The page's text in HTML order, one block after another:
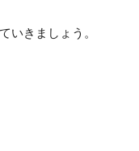
いきましょう。